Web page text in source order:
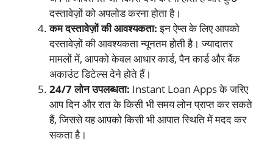
दस्तावेज़ों को अपलोड करना होता है।
कम दस्तावेज़ों की आवश्यकता:इन ऐप्स के लिए आपको
दस्तावेज़ों की आवश्यकता न्यूनतम होती है। ज्यादातर
मामलों में, आपको केवल आधार कार्ड, पैन कार्ड और बैंक
अकाउंट डिटेल्स देने होते हैं।
24/7 लोन उपलब्धता: Instant Loan Apps के जरिए
आप दिन और रात के किसी भी समय लोन प्राप्त कर सकते
हैं, जिससे यह आपको किसी भी आपात स्थिति में मदद कर
सकता है।